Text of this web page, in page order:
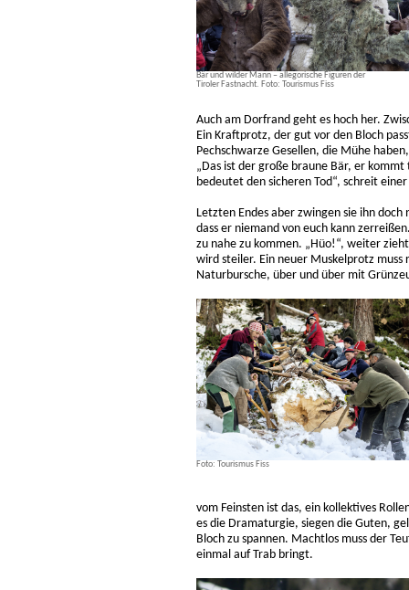
Bär und wilder Mann – allegorische Figuren der
Tiroler Fastnacht. Foto: Tourismus Fiss
Auch am Dorfrand geht es hoch her.
Ein Kraftprotz, der gut vor den Bloch
Pechschwarze Gesellen, die Mühe
„Das ist der große braune Bär, er
bedeutet den sicheren Tod“, schreit
Letzten Endes aber zwingen sie ihn
dass er niemand von euch kann
zu nahe zu kommen. „Hüo!“, weiter
wird steiler. Ein neuer Muskelprotz
Naturbursche, über und über mit
Foto: Tourismus Fiss
vom Feinsten ist das, ein kollektives
es die Dramaturgie, siegen die Guten,
Bloch zu spannen. Machtlos muss der
einmal auf Trab bringt.